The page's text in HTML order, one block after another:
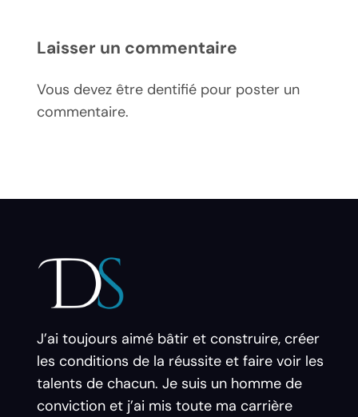
Laisser un commentaire
Vous devez être dentifié pour poster un
commentaire.
J’ai toujours aimé bâtir et construire, créer
les conditions de la réussite et faire voir les
talents de chacun. Je suis un homme de
conviction et j’ai mis toute ma carrière